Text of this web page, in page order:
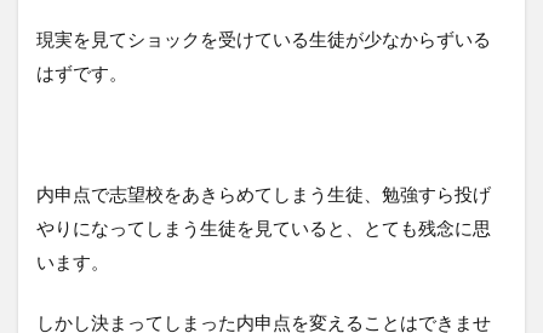
現実を見てショックを受けている生徒が少なからずいる
はずです。
内申点で志望校をあきらめてしまう生徒、勉強すら投げ
やりになってしまう生徒を見ていると、とても残念に思
います。
しかし決まってしまった内申点を変えることはできませ